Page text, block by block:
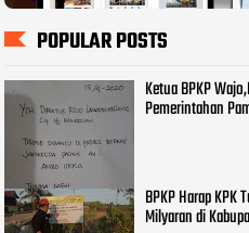
POPULAR POSTS
Ketua BPKP
Pemerintahan
BPKP Harap
Milyaran di